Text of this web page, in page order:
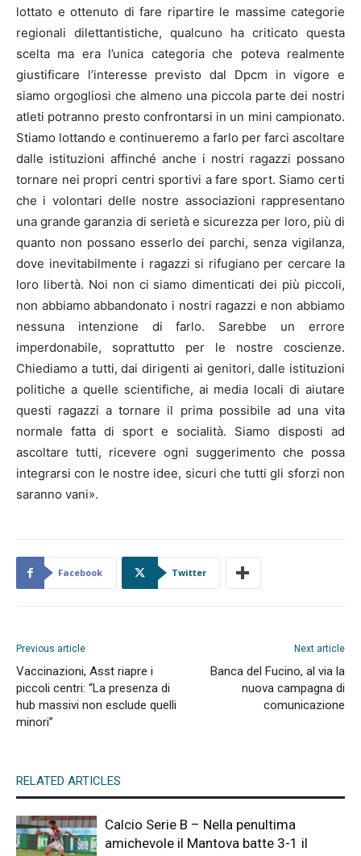
lottato e ottenuto di fare ripartire le massime categorie
regionali dilettantistiche, qualcuno ha criticato questa
scelta ma era l’unica categoria che poteva realmente
giustificare l’interesse previsto dal Dpcm in vigore e
siamo orgogliosi che almeno una piccola parte dei nostri
atleti potranno presto confrontarsi in un mini campionato.
Stiamo lottando e continueremo a farlo per farci ascoltare
dalle istituzioni affinché anche i nostri ragazzi possano
tornare nei propri centri sportivi a fare sport. Siamo certi
che i volontari delle nostre associazioni rappresentano
una grande garanzia di serietà e sicurezza per loro, più di
quanto non possano esserlo dei parchi, senza vigilanza,
dove inevitabilmente i ragazzi si rifugiano per cercare la
loro libertà. Noi non ci siamo dimenticati dei più piccoli,
non abbiamo abbandonato i nostri ragazzi e non abbiamo
nessuna intenzione di farlo. Sarebbe un errore
imperdonabile, soprattutto per le nostre coscienze.
Chiediamo a tutti, dai dirigenti ai genitori, dalle istituzioni
politiche a quelle scientifiche, ai media locali di aiutare
questi ragazzi a tornare il prima possibile ad una vita
normale fatta di sport e socialità. Siamo disposti ad
ascoltare tutti, ricevere ogni suggerimento che possa
integrarsi con le nostre idee, sicuri che tutti gli sforzi non
saranno vani».
Facebook Twitter
Previous article
Vaccinazioni, Asst riapre i
piccoli centri: “La presenza di
hub massivi non esclude quelli
minori”
Next article
Banca del Fucino, al via la
nuova campagna di
comunicazione
RELATED ARTICLES
Calcio Serie B – Nella penultima
amichevole il Mantova batte 3-1 il